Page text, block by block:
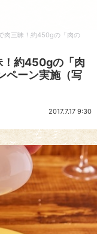
肉三昧！約450gの「肉の
！約450gの「肉
ペーン実施（写
2017.7.17 9:30